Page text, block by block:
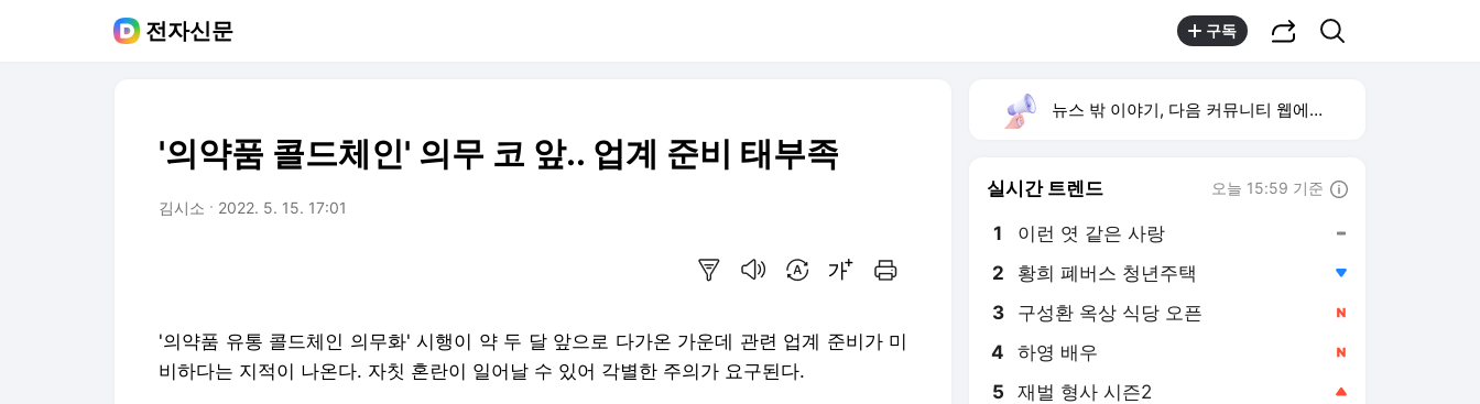
전자신문 구독
'의약품 콜드체인' 의무 코 앞.. 업계 준비 태부족
김시소 2022. 5. 15. 17:01
'의약품 유통 콜드체인 의무화' 시행이 약 두 달 앞으로 다가온 가운데 관련 업계 준비가 미
비하다는 지적이 나온다. 자칫 혼란이 일어날 수 있어 각별한 주의가 요구된다.
뉴스 밖 이야기, 다음 커뮤니티 웹에서 보기
실시간 트렌드 오늘 15:59 기준
1 이런 엿 같은 사랑
2 황희 폐버스 청년주택
3 구성환 옥상 식당 오픈
4 하영 배우
5 재벌 형사 시즌2